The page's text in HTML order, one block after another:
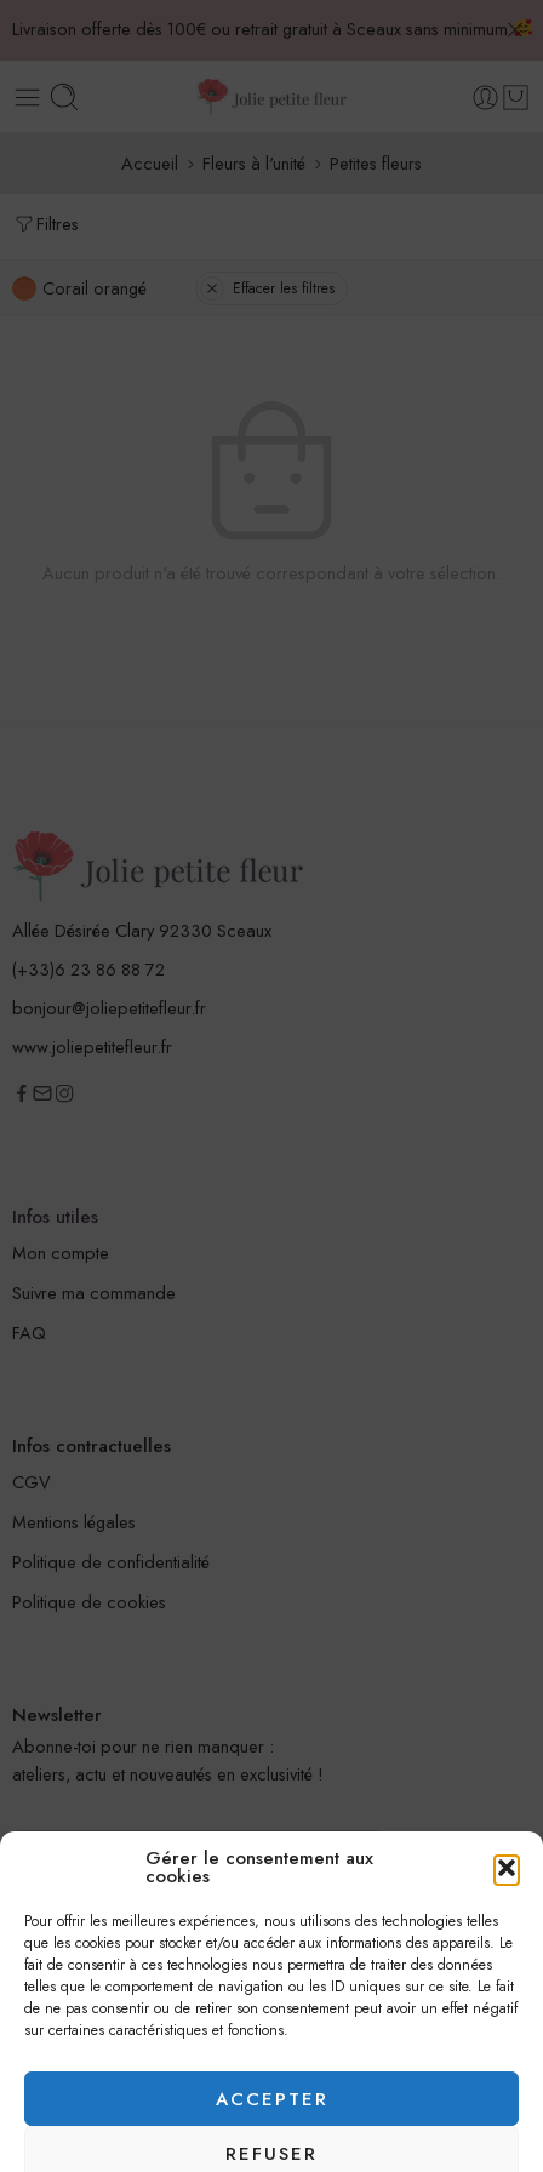
Gérer le consentement aux
cookies
Pour offrir les meilleures expériences, nous utilisons des technologies telles
que les cookies pour stocker et/ou accéder aux informations des appareils. Le
fait de consentir à ces technologies nous permettra de traiter des données
telles que le comportement de navigation ou les ID uniques sur ce site. Le fait
de ne pas consentir ou de retirer son consentement peut avoir un effet négatif
sur certaines caractéristiques et fonctions.
ACCEPTER
REFUSER
Livraison offerte dès 100€ ou retrait gratuit à Sceaux sans minimum
Accueil Fleurs à l'unité Petites fleurs
Filtres
Corail orangé Effacer les filtres
Aucun produit n'a été trouvé correspondant à votre sélection.
Allée Désirée Clary 92330 Sceaux
(+33)6 23 86 88 72
bonjour@joliepetitefleur.fr
www.joliepetitefleur.fr
Infos utiles
Mon compte
Suivre ma commande
FAQ
Infos contractuelles
CGV
Mentions légales
Politique de confidentialité
Politique de cookies
Newsletter
Abonne-toi pour ne rien manquer :
ateliers, actu et nouveautés en exclusivité !
Je m'abonne